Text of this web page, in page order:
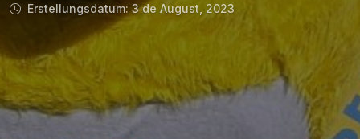
Erstellungsdatum: 3 de August, 2023